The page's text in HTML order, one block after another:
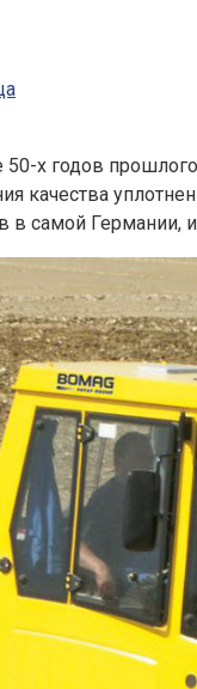
х годов
качества
самой Германии,